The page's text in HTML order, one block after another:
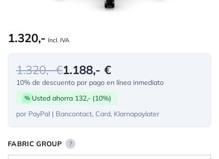
1.320,- Incl. IVA
1.320,- €1.188,- €
10% de descuento por pago en línea inmediato
% Usted ahorra 132,- (10%)
por PayPal | Bancontact, Card, Klarnapaylater
FABRIC GROUP ?